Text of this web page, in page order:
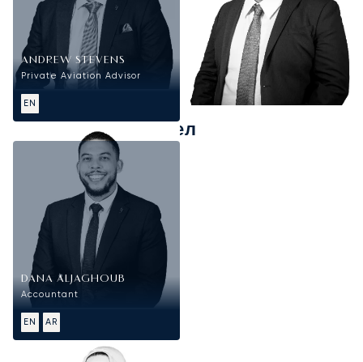
ANDREW STEVENS
Private Aviation Advisor
EN
Финансовый отдел
DANA ALJAGHOUB
Accountant
EN AR